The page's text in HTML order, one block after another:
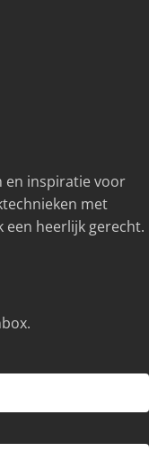
en inspiratie voor
met
een heerlijk gerecht.